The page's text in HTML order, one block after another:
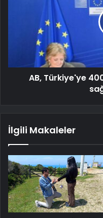
AB, Türkiye'ye
İlgili Makaleler